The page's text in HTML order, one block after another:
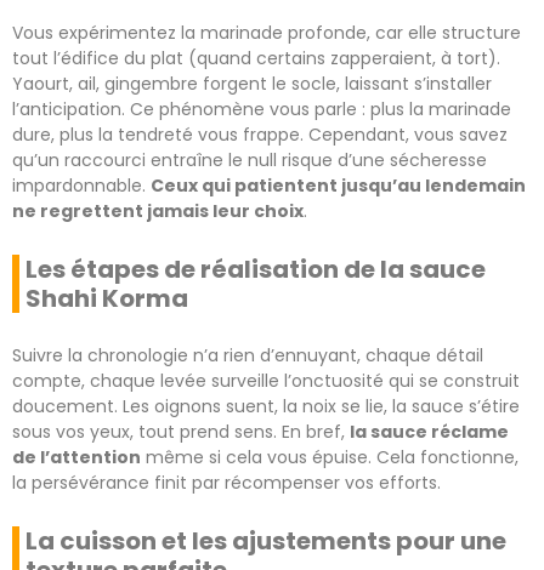
Vous expérimentez la marinade profonde, car elle structure
tout l’édifice du plat (quand certains zapperaient, à tort).
Yaourt, ail, gingembre forgent le socle, laissant s’installer
l’anticipation. Ce phénomène vous parle : plus la marinade
dure, plus la tendreté vous frappe. Cependant, vous savez
qu’un raccourci entraîne le null risque d’une sécheresse
impardonnable. Ceux qui patientent jusqu’au lendemain
ne regrettent jamais leur choix.
Les étapes de réalisation de la sauce
Shahi Korma
Suivre la chronologie n’a rien d’ennuyant, chaque détail
compte, chaque levée surveille l’onctuosité qui se construit
doucement. Les oignons suent, la noix se lie, la sauce s’étire
sous vos yeux, tout prend sens. En bref, la sauce réclame
de l’attention même si cela vous épuise. Cela fonctionne,
la persévérance finit par récompenser vos efforts.
La cuisson et les ajustements pour une